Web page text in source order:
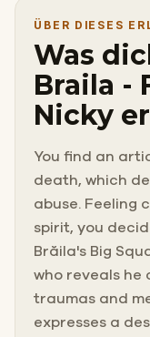
ÜBER DIESES
Was
Braila -
Nicky
You find an
death, which
abuse. Feeling
spirit, you
Brăila's Big
who reveals he
traumas and
expresses a